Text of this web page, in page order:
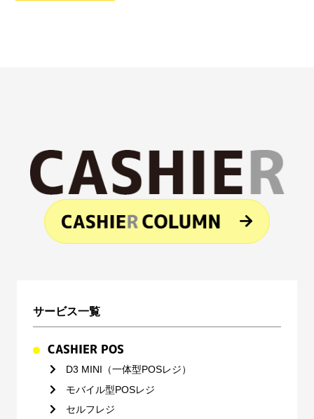
サービス一覧
CASHIER POS
D3 MINI（一体型POSレジ）
モバイル型POSレジ
セルフレジ